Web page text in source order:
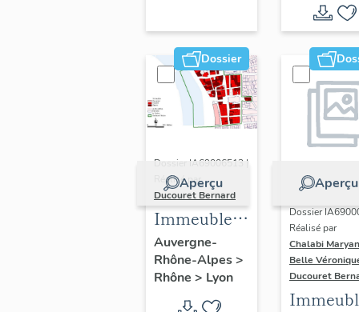
Dossier
Aperçu
Dossier IA69006513 |
Réalisé par
Ducouret Bernard
Immeubles
du quartier
Saint-Nizier
Auvergne-
Rhône-Alpes>
Rhône > Lyon
Aperçu
Dossier
Réalisé par
Chalabi
Belle
Ducouret